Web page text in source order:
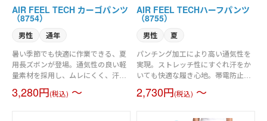
AIR FEEL TECH カーゴパンツ
（8754）
男性 通年
暑い季節でも快適に作業できる、夏
用長ズボンが登場。通気性の良い軽
量素材を採用し、ムレにくく、汗ば
ープします。さらに速乾性に優れて
3,280円(税込) ～
AIR FEEL TECHハーフパンツ
（8755）
男性 夏
パンチング加工により高い通気性を
実現。ストレッチ性にすぐれ汗をか
いても快適な履き心地。帯電防止素
くくした素材を使用しています
2,730円(税込) ～